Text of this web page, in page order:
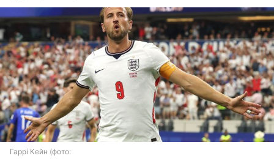
Гаррі Кейн (фото: